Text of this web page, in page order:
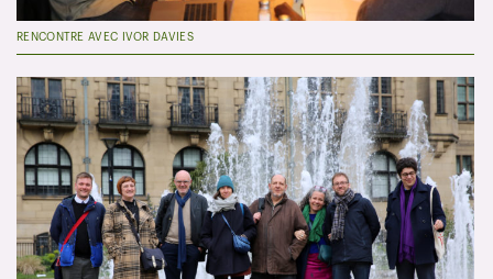
RENCONTRE AVEC IVOR DAVIES